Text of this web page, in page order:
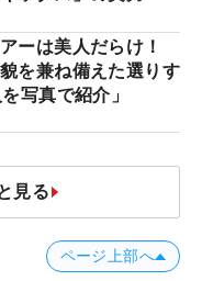
ーは美人だらけ！
貌を兼ね備えた選りす
写真で紹介」
見る
ページ上部へ